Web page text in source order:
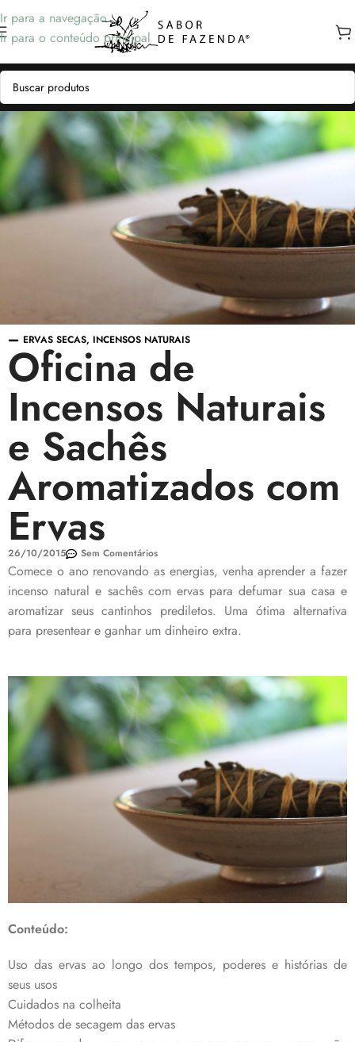
Ir para a navegação
Ir para o conteúdo principal
ERVAS SECAS, INCENSOS NATURAIS
Oficina de
Incensos Naturais
e Sachês
Aromatizados com
Ervas
26/10/2015 Sem Comentários
Comece o ano renovando as energias, venha aprender a fazer
incenso natural e sachês com ervas para defumar sua casa e
aromatizar seus cantinhos prediletos. Uma ótima alternativa
para presentear e ganhar um dinheiro extra.
Conteúdo:
Uso das ervas ao longo dos tempos, poderes e histórias de
seus usos
Cuidados na colheita
Métodos de secagem das ervas